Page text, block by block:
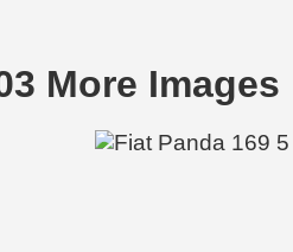
More Images